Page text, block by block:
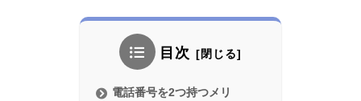
目次
電話番号を2つ持つメリ